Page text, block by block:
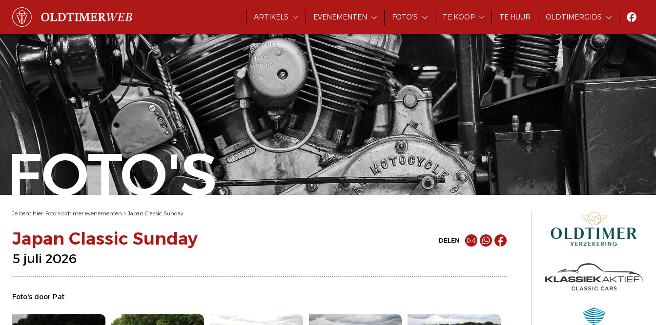
ARTIKELS EVENEMENTEN FOTO'S TE KOOP TE HUUR OLDTIMERGIDS
FOTO'S
Je bent hier: Foto's oldtimer evenementen >Japan Classic Sunday
Japan Classic Sunday
5 juli 2026
DELEN
Foto's door Pat